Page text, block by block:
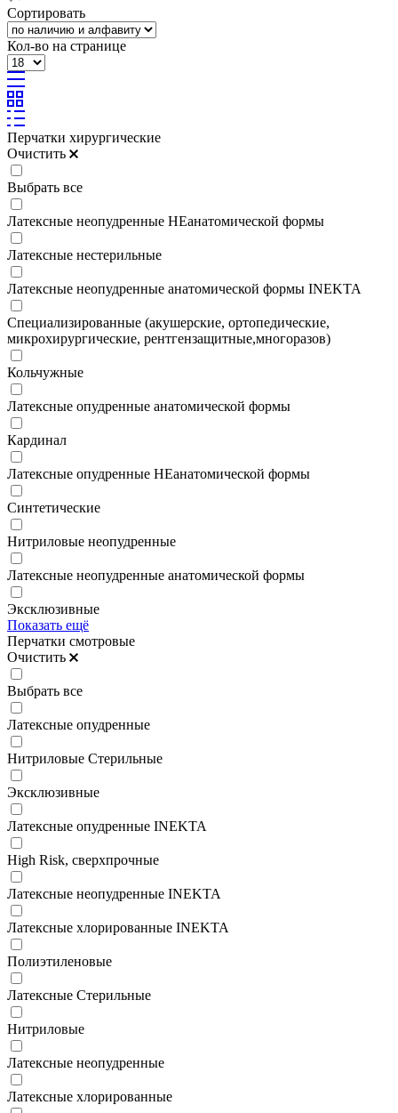
Сортировать
Кол-во на странице
Перчатки хирургические
Очистить
Выбрать все
Латексные неопудренные НЕанатомической формы
Латексные нестерильные
Латексные неопудренные анатомической формы INEKTA
Специализированные (акушерские, ортопедические,
микрохирургические, рентгензащитные,многоразов)
Кольчужные
Латексные опудренные анатомической формы
Кардинал
Латексные опудренные НЕанатомической формы
Синтетические
Нитриловые неопудренные
Латексные неопудренные анатомической формы
Эксклюзивные
Показать ещё
Перчатки смотровые
Очистить
Выбрать все
Латексные опудренные
Нитриловые Стерильные
Эксклюзивные
Латексные опудренные INEKTA
High Risk, сверхпрочные
Латексные неопудренные INEKTA
Латексные хлорированные INEKTA
Полиэтиленовые
Латексные Стерильные
Нитриловые
Латексные неопудренные
Латексные хлорированные